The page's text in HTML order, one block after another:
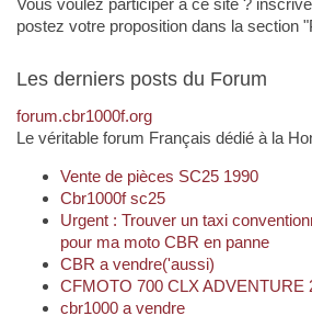
postez votre proposition dans la section
Les derniers posts du Forum
forum.cbr1000f.org
Le véritable forum Français dédié à la
Vente de pièces SC25 1990
Cbr1000f sc25
Urgent : Trouver un taxi
pour ma moto CBR en panne
CBR a vendre('aussi)
CFMOTO 700 CLX ADVENTURE
cbr1000 a vendre